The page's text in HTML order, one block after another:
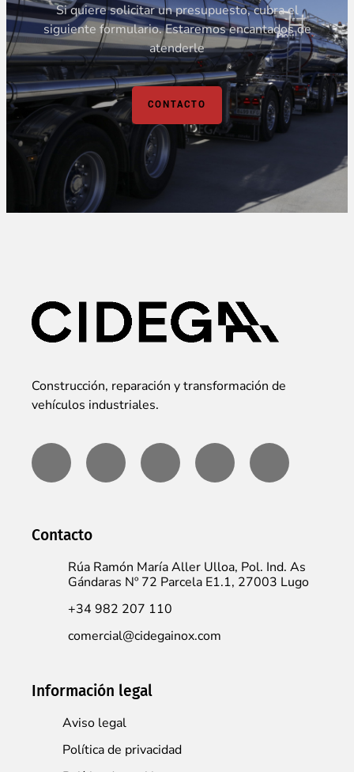
Si quiere solicitar un presupuesto, cubra el
siguiente formulario. Estaremos encantados de
atenderle
CONTACTO
Construcción, reparación y transformación de
vehículos industriales.
Contacto
Rúa Ramón María Aller Ulloa, Pol. Ind. As
Gándaras Nº 72 Parcela E1.1, 27003 Lugo
+34 982 207 110
comercial@cidegainox.com
Información legal
Aviso legal
Política de privacidad